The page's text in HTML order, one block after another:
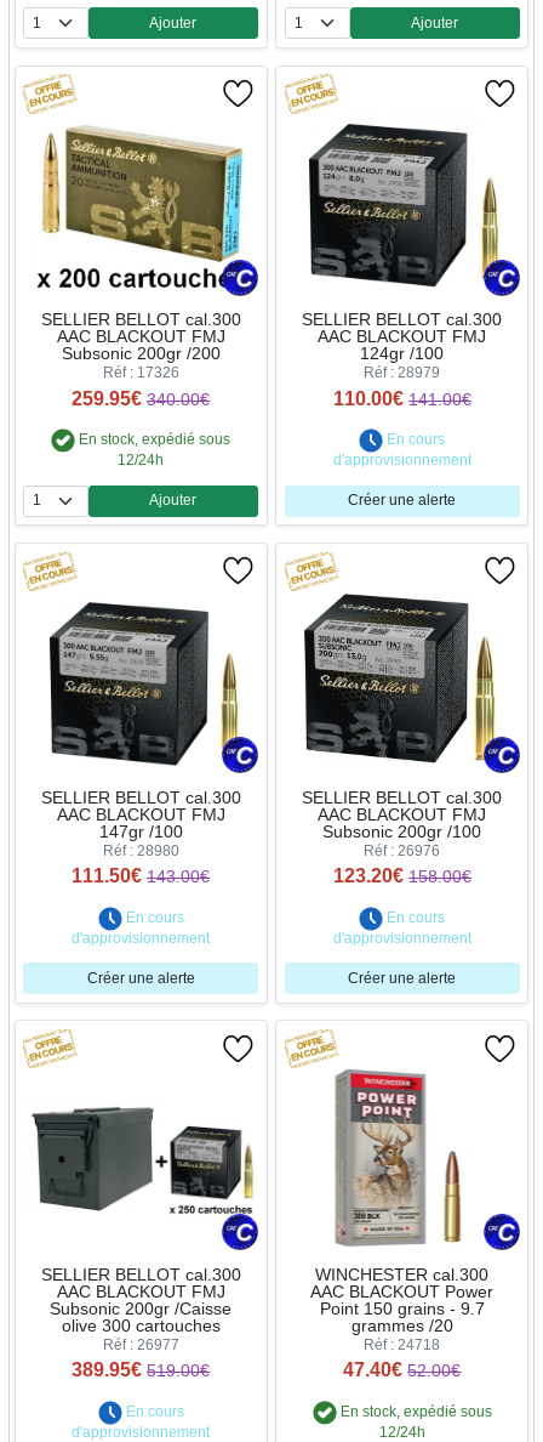
Quantité
Ajouter
Quantité
Ajouter
SELLIER BELLOT cal.300
AAC BLACKOUT FMJ
Subsonic 200gr /200
Réf : 17326
259.95€ 340.00€
En stock, expédié sous
12/24h
Quantité
Ajouter
SELLIER BELLOT cal.300
AAC BLACKOUT FMJ
124gr /100
Réf : 28979
110.00€ 141.00€
En cours
d'approvisionnement
Créer une alerte
SELLIER BELLOT cal.300
AAC BLACKOUT FMJ
147gr /100
Réf : 28980
111.50€ 143.00€
En cours
d'approvisionnement
Créer une alerte
SELLIER BELLOT cal.300
AAC BLACKOUT FMJ
Subsonic 200gr /100
Réf : 26976
123.20€ 158.00€
En cours
d'approvisionnement
Créer une alerte
SELLIER BELLOT cal.300
AAC BLACKOUT FMJ
Subsonic 200gr /Caisse
olive 300 cartouches
Réf : 26977
389.95€ 519.00€
En cours
d'approvisionnement
WINCHESTER cal.300
AAC BLACKOUT Power
Point 150 grains - 9.7
grammes /20
Réf : 24718
47.40€ 52.00€
En stock, expédié sous
12/24h